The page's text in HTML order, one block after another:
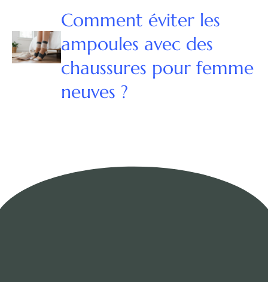
Comment éviter les
ampoules avec des
chaussures pour femme
neuves ?